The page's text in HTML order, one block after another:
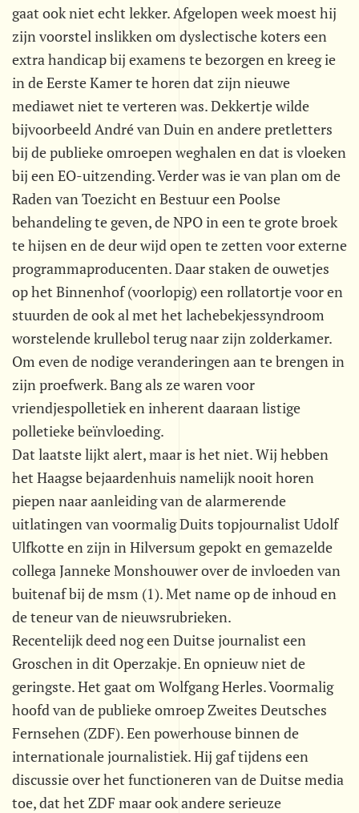
gaat ook niet echt lekker. Afgelopen week moest hij
zijn voorstel inslikken om dyslectische koters een
extra handicap bij examens te bezorgen en kreeg ie
in de Eerste Kamer te horen dat zijn nieuwe
mediawet niet te verteren was. Dekkertje wilde
bijvoorbeeld André van Duin en andere pretletters
bij de publieke omroepen weghalen en dat is vloeken
bij een EO-uitzending. Verder was ie van plan om de
Raden van Toezicht en Bestuur een Poolse
behandeling te geven, de NPO in een te grote broek
te hijsen en de deur wijd open te zetten voor externe
programmaproducenten. Daar staken de ouwetjes
op het Binnenhof (voorlopig) een rollatortje voor en
stuurden de ook al met het lachebekjessyndroom
worstelende krullebol terug naar zijn zolderkamer.
Om even de nodige veranderingen aan te brengen in
zijn proefwerk. Bang als ze waren voor
vriendjespolletiek en inherent daaraan listige
polletieke beïnvloeding.
Dat laatste lijkt alert, maar is het niet. Wij hebben
het Haagse bejaardenhuis namelijk nooit horen
piepen naar aanleiding van de alarmerende
uitlatingen van voormalig Duits topjournalist Udolf
Ulfkotte en zijn in Hilversum gepokt en gemazelde
collega Janneke Monshouwer over de invloeden van
buitenaf bij de msm (1). Met name op de inhoud en
de teneur van de nieuwsrubrieken.
Recentelijk deed nog een Duitse journalist een
Groschen in dit Operzakje. En opnieuw niet de
geringste. Het gaat om Wolfgang Herles. Voormalig
hoofd van de publieke omroep Zweites Deutsches
Fernsehen (ZDF). Een powerhouse binnen de
internationale journalistiek. Hij gaf tijdens een
discussie over het functioneren van de Duitse media
toe, dat het ZDF maar ook andere serieuze